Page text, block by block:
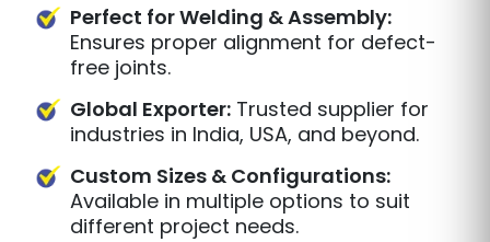
Perfect for Welding & Assembly:
Ensures proper alignment for defect-
free joints.
Global Exporter: Trusted supplier for
industries in India, USA, and beyond.
Custom Sizes & Configurations:
Available in multiple options to suit
different project needs.